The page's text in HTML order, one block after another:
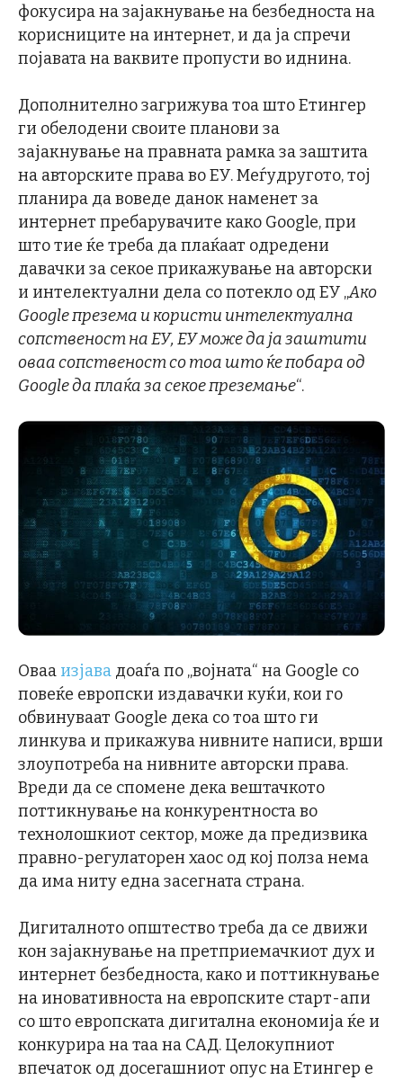
фокусира на зајакнување на безбедноста на
корисниците на интернет, и да ја спречи
појавата на ваквите пропусти во иднина.
Дополнително загрижува тоа што Етингер
ги обелодени своите планови за
зајакнување на правната рамка за заштита
на авторските права во ЕУ. Меѓудругото, тој
планира да воведе данок наменет за
интернет пребарувачите како Google, при
што тие ќе треба да плаќаат одредени
давачки за секое прикажување на авторски
и интелектуални дела со потекло од ЕУ „Ако
Google презема и користи интелектуална
сопственост на ЕУ, ЕУ може да ја заштити
оваа сопственост со тоа што ќе побара од
Google да плаќа за секое преземање“.
Оваа изјава доаѓа по „војната“ на Google со
повеќе европски издавачки куќи, кои го
обвинуваат Google дека со тоа што ги
линкува и прикажува нивните написи, врши
злоупотреба на нивните авторски права.
Вреди да се спомене дека вештачкото
поттикнување на конкурентноста во
технолошкиот сектор, може да предизвика
правно-регулаторен хаос од кој полза нема
да има ниту една засегната страна.
Дигиталното општество треба да се движи
кон зајакнување на претприемачкиот дух и
интернет безбедноста, како и поттикнување
на иновативноста на европските старт-апи
со што европската дигитална економија ќе и
конкурира на таа на САД. Целокупниот
впечаток од досегашниот опус на Етингер е